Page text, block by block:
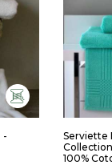
-
Serviette
Collection
100%